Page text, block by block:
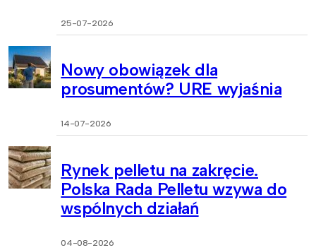
25-07-2026
Nowy obowiązek dla
prosumentów? URE wyjaśnia
14-07-2026
Rynek pelletu na zakręcie.
Polska Rada Pelletu wzywa do
wspólnych działań
04-08-2026